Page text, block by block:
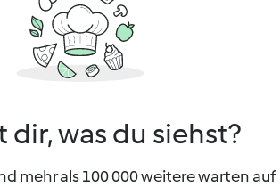
dir, was du siehst?
mehr als 100 000 weitere warten auf